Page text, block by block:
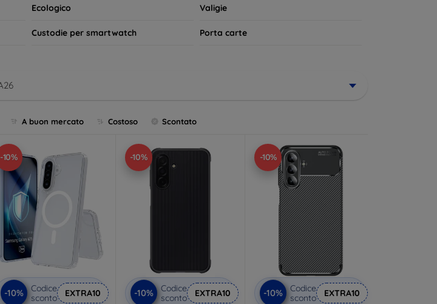
Ecologico Valigie
Custodie per smartwatch Porta carte
A buon mercato Costoso Scontato
-10%
-10%
Codice
sconto
EXTRA10
-10%
-10%
Codice
sconto
EXTRA10
-10%
-10%
Codice
sconto
EXTRA10